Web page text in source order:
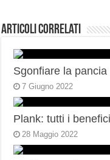
Articoli correlati
Sgonfiare la
7 Giugno 2022
Plank: tutti i
28 Maggio 2022